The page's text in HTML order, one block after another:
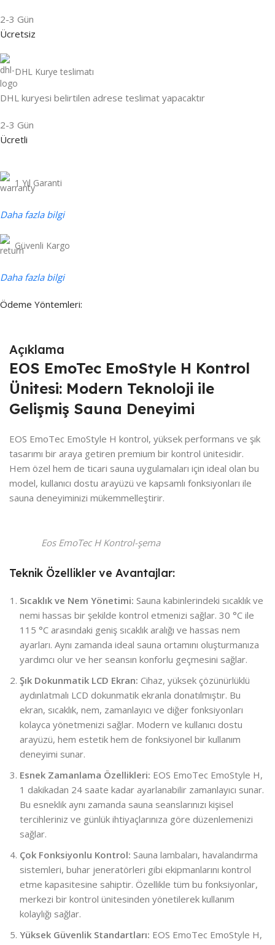
2-3 Gün
Ücretsiz
DHL Kurye teslimatı
DHL kuryesi belirtilen adrese teslimat yapacaktır
2-3 Gün
Ücretli
1 Yıl Garanti
Daha fazla bilgi
Güvenli Kargo
Daha fazla bilgi
Ödeme Yöntemleri:
Açıklama
EOS EmoTec EmoStyle H Kontrol
Ünitesi: Modern Teknoloji ile
Gelişmiş Sauna Deneyimi
EOS EmoTec EmoStyle H kontrol, yüksek performans ve şık
tasarımı bir araya getiren premium bir kontrol ünitesidir.
Hem özel hem de ticari sauna uygulamaları için ideal olan bu
model, kullanıcı dostu arayüzü ve kapsamlı fonksiyonları ile
sauna deneyiminizi mükemmelleştirir.
Eos EmoTec H Kontrol-şema
Teknik Özellikler ve Avantajlar:
Sıcaklık ve Nem Yönetimi: Sauna kabinlerindeki sıcaklık ve
nemi hassas bir şekilde kontrol etmenizi sağlar. 30 °C ile
115 °C arasındaki geniş sıcaklık aralığı ve hassas nem
ayarları. Aynı zamanda ideal sauna ortamını oluşturmanıza
yardımcı olur ve her seansın konforlu geçmesini sağlar.
Şık Dokunmatik LCD Ekran: Cihaz, yüksek çözünürlüklü
aydınlatmalı LCD dokunmatik ekranla donatılmıştır. Bu
ekran, sıcaklık, nem, zamanlayıcı ve diğer fonksiyonları
kolayca yönetmenizi sağlar. Modern ve kullanıcı dostu
arayüzü, hem estetik hem de fonksiyonel bir kullanım
deneyimi sunar.
Esnek Zamanlama Özellikleri: EOS EmoTec EmoStyle H,
1 dakikadan 24 saate kadar ayarlanabilir zamanlayıcı sunar.
Bu esneklik aynı zamanda sauna seanslarınızı kişisel
tercihleriniz ve günlük ihtiyaçlarınıza göre düzenlemenizi
sağlar.
Çok Fonksiyonlu Kontrol: Sauna lambaları, havalandırma
sistemleri, buhar jeneratörleri gibi ekipmanlarını kontrol
etme kapasitesine sahiptir. Özellikle tüm bu fonksiyonlar,
merkezi bir kontrol ünitesinden yönetilerek kullanım
kolaylığı sağlar.
Yüksek Güvenlik Standartları: EOS EmoTec EmoStyle H,